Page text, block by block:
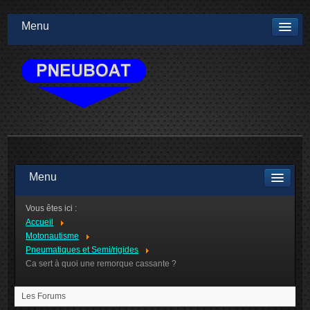
Menu
Menu
Vous êtes ici :
Accueil
Motonautisme
Pneumatiques et Semi/rigides
Ca sert à quoi une remorque cassante ?
Les Forums